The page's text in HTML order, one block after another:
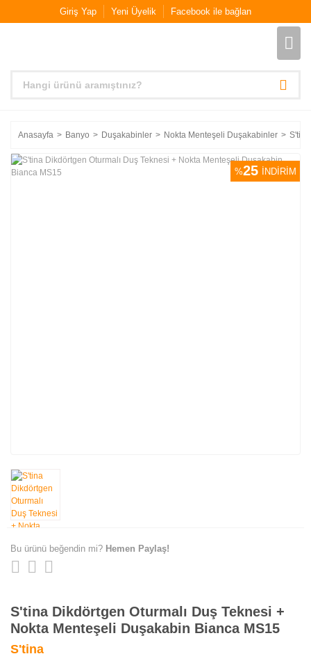
Giriş Yap Yeni Üyelik Facebook ile bağlan
Anasayfa Banyo Duşakabinler Nokta Menteşeli Duşakabinler
%25 İNDİRİM
Bu ürünü beğendin mi? Hemen Paylaş!
S'tina Dikdörtgen Oturmalı Duş Teknesi +
Nokta Menteşeli Duşakabin Bianca MS15
S'tina